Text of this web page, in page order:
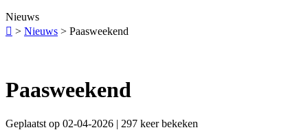
Nieuws
 > Nieuws > Paasweekend
Paasweekend
Geplaatst op 02-04-2026 | 297 keer bekeken